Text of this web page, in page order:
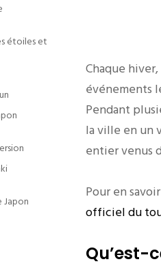
Chaque
événements
Pendant
la ville en un
entier venus
Pour en
officiel du
Qu’est-
étoiles et
Japon